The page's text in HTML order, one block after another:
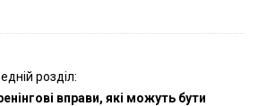
розділ:
вправи, які можуть бути